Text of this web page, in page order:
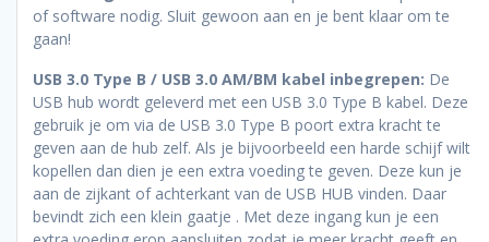
of software nodig. Sluit gewoon aan en je bent klaar om te
gaan!
USB 3.0 Type B / USB 3.0 AM/BM kabel inbegrepen: De
USB hub wordt geleverd met een USB 3.0 Type B kabel. Deze
gebruik je om via de USB 3.0 Type B poort extra kracht te
geven aan de hub zelf. Als je bijvoorbeeld een harde schijf wilt
kopellen dan dien je een extra voeding te geven. Deze kun je
aan de zijkant of achterkant van de USB HUB vinden. Daar
bevindt zich een klein gaatje . Met deze ingang kun je een